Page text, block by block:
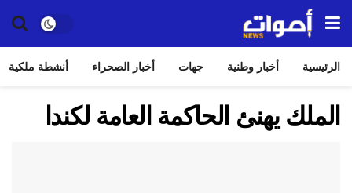
الرئيسية أخبار وطنية جهات أخبار الصحراء أنشطة ملكية
الملك يهنئ الحاكمة العامة لكندا